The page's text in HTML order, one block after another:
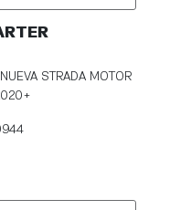
STRADA MOTOR